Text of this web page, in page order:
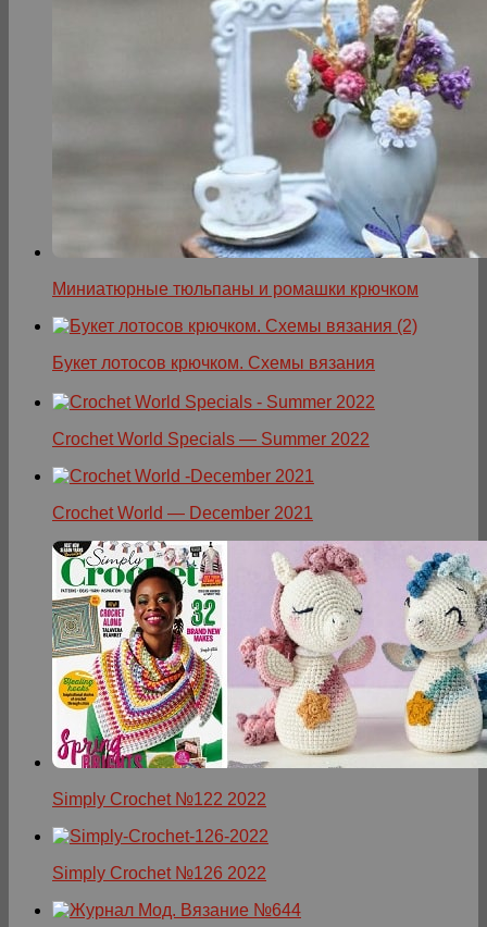
Миниатюрные тюльпаны и ромашки крючком
Букет лотосов крючком. Схемы вязания
Crochet World Specials — Summer 2022
Crochet World — December 2021
Simply Crochet №122 2022
Simply Crochet №126 2022